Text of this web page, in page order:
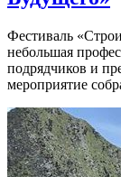
Фестиваль
небольшая
подрядчиков и
мероприятие